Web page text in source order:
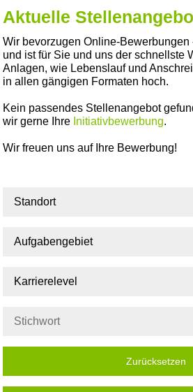
Aktuelle
Wir bevorzugen Online-Bewerbungen
und ist für Sie und uns der schnellste
Anlagen, wie Lebenslauf und
in allen gängigen Formaten hoch.
Kein passendes Stellenangebot
wir gerne Ihre Initiativbewerbung.
Wir freuen uns auf Ihre Bewerbung!
Standort
Aufgabengebiet
Karrierelevel
Zurücksetzen